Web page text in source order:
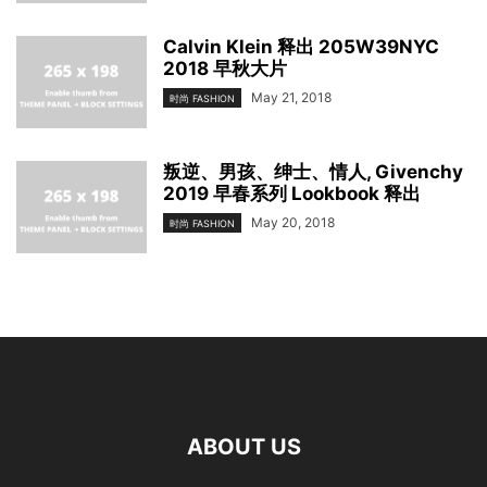
Calvin Klein 释出 205W39NYC
2018 早秋大片
时尚 FASHION May 21, 2018
叛逆、男孩、绅士、情人, Givenchy
2019 早春系列 Lookbook 释出
时尚 FASHION May 20, 2018
ABOUT US